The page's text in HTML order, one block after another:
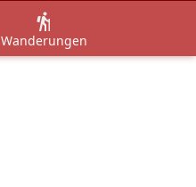
Wanderungen